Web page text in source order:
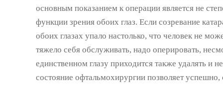
основным показанием к операции является не
функции зрения обоих глаз. Если созревание
обоих глазах упало настолько, что человек не
тяжело себя обслуживать, надо оперировать,
единственном глазу приходится также удалять и
состояние офтальмохирургии позволяет